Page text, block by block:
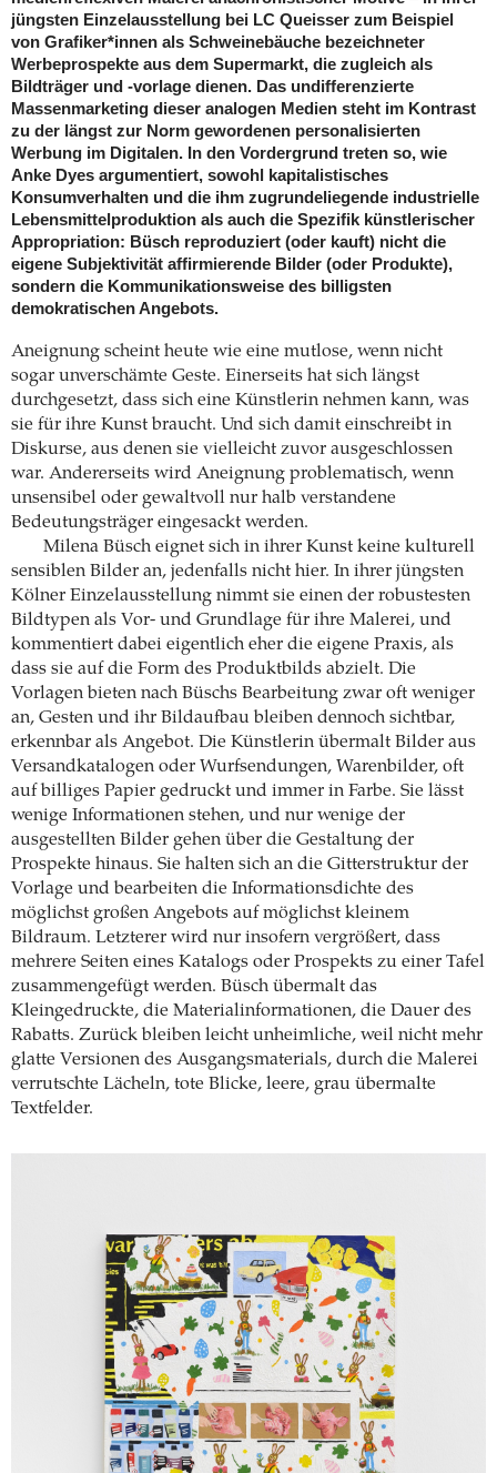
jüngsten Einzelausstellung bei LC Queisser zum Beispiel
von Grafiker*innen als Schweinebäuche bezeichneter
Werbeprospekte aus dem Supermarkt, die zugleich als
Bildträger und -vorlage dienen. Das undifferenzierte
Massenmarketing dieser analogen Medien steht im Kontrast
zu der längst zur Norm gewordenen personalisierten
Werbung im Digitalen. In den Vordergrund treten so, wie
Anke Dyes argumentiert, sowohl kapitalistisches
Konsumverhalten und die ihm zugrundeliegende industrielle
Lebensmittelproduktion als auch die Spezifik künstlerischer
Appropriation: Büsch reproduziert (oder kauft) nicht die
eigene Subjektivität affirmierende Bilder (oder Produkte),
sondern die Kommunikationsweise des billigsten
demokratischen Angebots.
Aneignung scheint heute wie eine mutlose, wenn nicht
sogar unverschämte Geste. Einerseits hat sich längst
durchgesetzt, dass sich eine Künstlerin nehmen kann, was
sie für ihre Kunst braucht. Und sich damit einschreibt in
Diskurse, aus denen sie vielleicht zuvor ausgeschlossen
war. Andererseits wird Aneignung problematisch, wenn
unsensibel oder gewaltvoll nur halb verstandene
Bedeutungsträger eingesackt werden.
Milena Büsch eignet sich in ihrer Kunst keine kulturell
sensiblen Bilder an, jedenfalls nicht hier. In ihrer jüngsten
Kölner Einzelausstellung nimmt sie einen der robustesten
Bildtypen als Vor- und Grundlage für ihre Malerei, und
kommentiert dabei eigentlich eher die eigene Praxis, als
dass sie auf die Form des Produktbilds abzielt. Die
Vorlagen bieten nach Büschs Bearbeitung zwar oft weniger
an, Gesten und ihr Bildaufbau bleiben dennoch sichtbar,
erkennbar als Angebot. Die Künstlerin übermalt Bilder aus
Versandkatalogen oder Wurfsendungen, Warenbilder, oft
auf billiges Papier gedruckt und immer in Farbe. Sie lässt
wenige Informationen stehen, und nur wenige der
ausgestellten Bilder gehen über die Gestaltung der
Prospekte hinaus. Sie halten sich an die Gitterstruktur der
Vorlage und bearbeiten die Informationsdichte des
möglichst großen Angebots auf möglichst kleinem
Bildraum. Letzterer wird nur insofern vergrößert, dass
mehrere Seiten eines Katalogs oder Prospekts zu einer Tafel
zusammengefügt werden. Büsch übermalt das
Kleingedruckte, die Materialinformationen, die Dauer des
Rabatts. Zurück bleiben leicht unheimliche, weil nicht mehr
glatte Versionen des Ausgangsmaterials, durch die Malerei
verrutschte Lächeln, tote Blicke, leere, grau übermalte
Textfelder.